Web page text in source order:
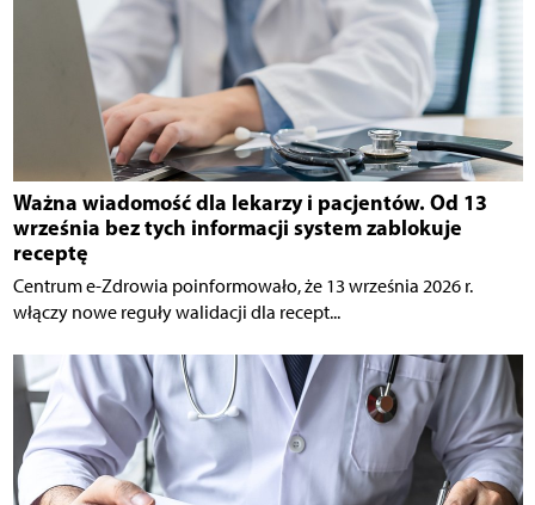
Ważna wiadomość dla lekarzy i pacjentów. Od 13
września bez tych informacji system zablokuje
receptę
Centrum e-Zdrowia poinformowało, że 13 września 2026 r.
włączy nowe reguły walidacji dla recept...